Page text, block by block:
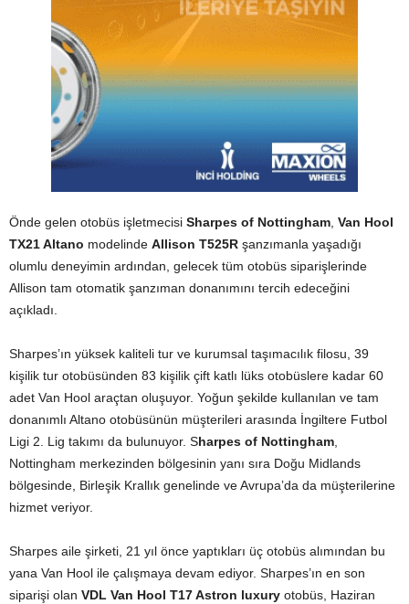
Önde gelen otobüs işletmecisi Sharpes of Nottingham Van Hool
TX21 Altano modelinde Allison T525R şanzımanla yaşadığı
olumlu deneyimin ardından, gelecek tüm otobüs siparişlerinde
Allison tam otomatik şanzıman donanımını tercih edeceğini
açıkladı.
Sharpes’ın yüksek kaliteli tur ve kurumsal taşımacılık filosu, 39
kişilik tur otobüsünden 83 kişilik çift katlı lüks otobüslere kadar 60
adet Van Hool araçtan oluşuyor. Yoğun şekilde kullanılan ve tam
donanımlı Altano otobüsünün müşterileri arasında İngiltere Futbol
Ligi 2. Lig takımı da bulunuyor. Sharpes of Nottingham
Nottingham merkezinden bölgesinin yanı sıra Doğu Midlands
bölgesinde, Birleşik Krallık genelinde ve Avrupa’da da müşterilerine
hizmet veriyor.
Sharpes aile şirketi, 21 yıl önce yaptıkları üç otobüs alımından bu
yana Van Hool ile çalışmaya devam ediyor. Sharpes’ın en son
siparişi olan VDL Van Hool T17 Astron luxury otobüs, Haziran